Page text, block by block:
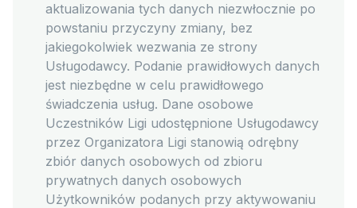
aktualizowania tych danych niezwłocznie po
powstaniu przyczyny zmiany, bez
jakiegokolwiek wezwania ze strony
Usługodawcy. Podanie prawidłowych danych
jest niezbędne w celu prawidłowego
świadczenia usług. Dane osobowe
Uczestników Ligi udostępnione Usługodawcy
przez Organizatora Ligi stanowią odrębny
zbiór danych osobowych od zbioru
prywatnych danych osobowych
Użytkowników podanych przy aktywowaniu